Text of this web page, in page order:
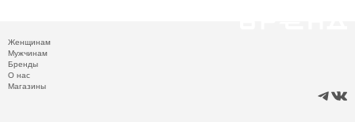
Женщинам
Мужчинам
Бренды
О нас
Магазины